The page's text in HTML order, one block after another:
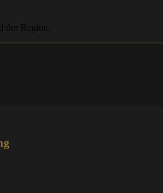
der Region.